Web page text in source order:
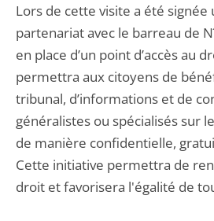
Lors de cette visite a été signée
partenariat avec le barreau de
en place d’un point d’accès au
permettra aux citoyens de
tribunal, d’informations et de
généralistes ou spécialisés sur
de manière confidentielle,
Cette initiative permettra de
droit et favorisera l'égalité de